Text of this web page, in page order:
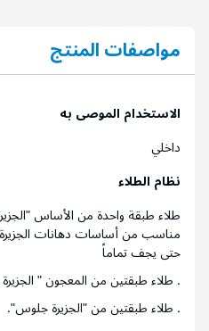
مواصفات المنتج
الاستخدام الموصى به
داخلي
نظام الطلاء
طلاء طبقة واحدة من الأساس
مناسب من أساسات دهانات
حتى يجف تماماً
. طلاء طبقتين من المعجون "
. طلاء طبقتين من "الجزيرة جلوس".